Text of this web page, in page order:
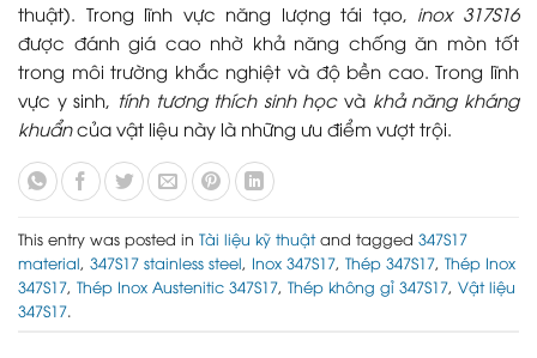
thuật). Trong lĩnh vực năng lượng tái tạo, inox 317S16
được đánh giá cao nhờ khả năng chống ăn mòn tốt
trong môi trường khắc nghiệt và độ bền cao. Trong lĩnh
vực y sinh, tính tương thích sinh họcvà khả năng kháng
khuẩncủa vật liệu này là những ưu điểm vượt trội.
This entry was posted in Tài liệu kỹ thuậtand tagged 347S17
material, 347S17 stainless steel, Inox 347S17, Thép 347S17, Thép Inox
347S17, Thép Inox Austenitic 347S17, Thép không gỉ 347S17, Vật liệu
347S17.